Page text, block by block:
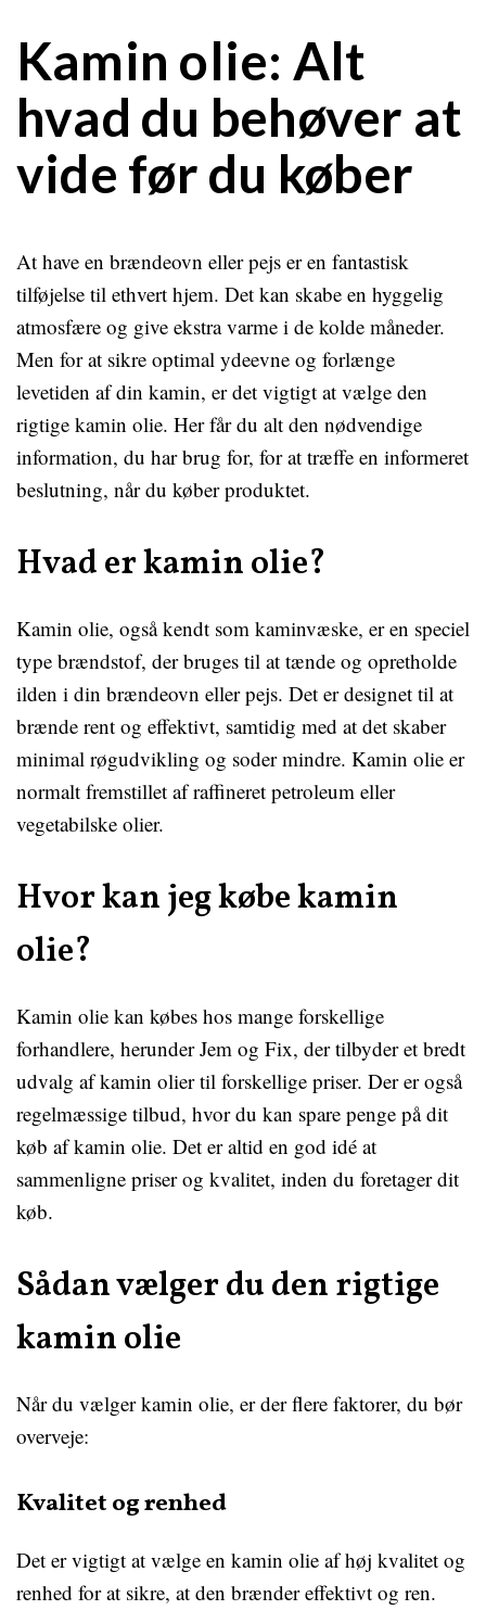
Kamin olie: Alt
hvad du behøver at
vide før du køber
At have en brændeovn eller pejs er en fantastisk
tilføjelse til ethvert hjem. Det kan skabe en hyggelig
atmosfære og give ekstra varme i de kolde måneder.
Men for at sikre optimal ydeevne og forlænge
levetiden af din kamin, er det vigtigt at vælge den
rigtige kamin olie. Her får du alt den nødvendige
information, du har brug for, for at træffe en informeret
beslutning, når du køber produktet.
Hvad er kamin olie?
Kamin olie, også kendt som kaminvæske, er en speciel
type brændstof, der bruges til at tænde og opretholde
ilden i din brændeovn eller pejs. Det er designet til at
brænde rent og effektivt, samtidig med at det skaber
minimal røgudvikling og soder mindre. Kamin olie er
normalt fremstillet af raffineret petroleum eller
vegetabilske olier.
Hvor kan jeg købe kamin
olie?
Kamin olie kan købes hos mange forskellige
forhandlere, herunder Jem og Fix, der tilbyder et bredt
udvalg af kamin olier til forskellige priser. Der er også
regelmæssige tilbud, hvor du kan spare penge på dit
køb af kamin olie. Det er altid en god idé at
sammenligne priser og kvalitet, inden du foretager dit
køb.
Sådan vælger du den rigtige
kamin olie
Når du vælger kamin olie, er der flere faktorer, du bør
overveje:
Kvalitet og renhed
Det er vigtigt at vælge en kamin olie af høj kvalitet og
renhed for at sikre, at den brænder effektivt og ren.